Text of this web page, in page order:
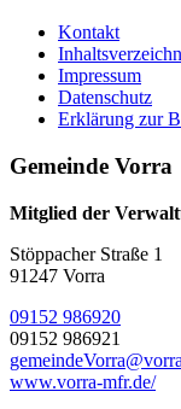
Kontakt
Impressum
Datenschutz
Erklärung zur
Gemeinde Vorra
Mitglied der
Stöppacher Straße 1
91247 Vorra
09152 986920
09152 986921
www.vorra-mfr.de/